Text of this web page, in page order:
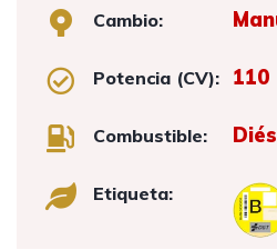
Cambio:
Potencia (CV): 110
Combustible:
Etiqueta: